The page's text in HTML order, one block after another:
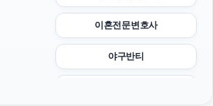
이혼전문변호사
야구반티